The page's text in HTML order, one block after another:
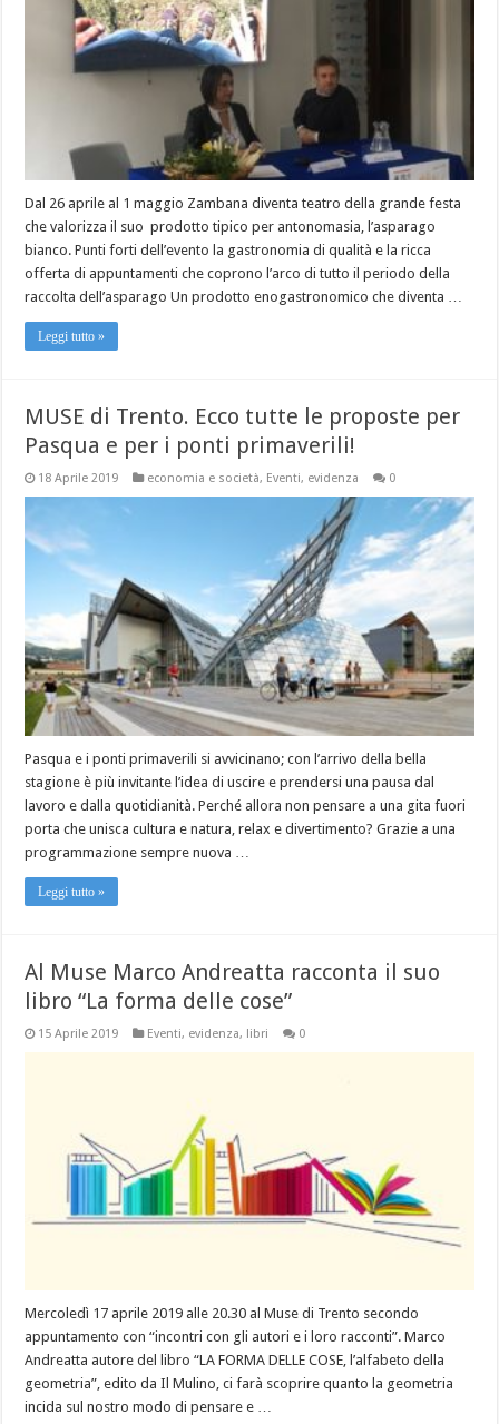
Dal 26 aprile al 1 maggio Zambana diventa teatro della grande festa
che valorizza il suo prodotto tipico per antonomasia, l’asparago
bianco. Punti forti dell’evento la gastronomia di qualità e la ricca
offerta di appuntamenti che coprono l’arco di tutto il periodo della
raccolta dell’asparago Un prodotto enogastronomico che diventa …
Leggi tutto »
MUSE di Trento. Ecco tutte le proposte per
Pasqua e per i ponti primaverili!
18 Aprile 2019 economia e società, Eventi, evidenza 0
Pasqua e i ponti primaverili si avvicinano; con l’arrivo della bella
stagione è più invitante l’idea di uscire e prendersi una pausa dal
lavoro e dalla quotidianità. Perché allora non pensare a una gita fuori
porta che unisca cultura e natura, relax e divertimento? Grazie a una
programmazione sempre nuova …
Leggi tutto »
Al Muse Marco Andreatta racconta il suo
libro “La forma delle cose”
15 Aprile 2019 Eventi, evidenza, libri 0
Mercoledì 17 aprile 2019 alle 20.30 al Muse di Trento secondo
appuntamento con “incontri con gli autori e i loro racconti”. Marco
Andreatta autore del libro “LA FORMA DELLE COSE, l’alfabeto della
geometria”, edito da Il Mulino, ci farà scoprire quanto la geometria
incida sul nostro modo di pensare e …